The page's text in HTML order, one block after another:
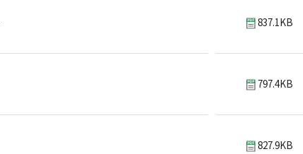
837.1KB
797.4KB
827.9KB